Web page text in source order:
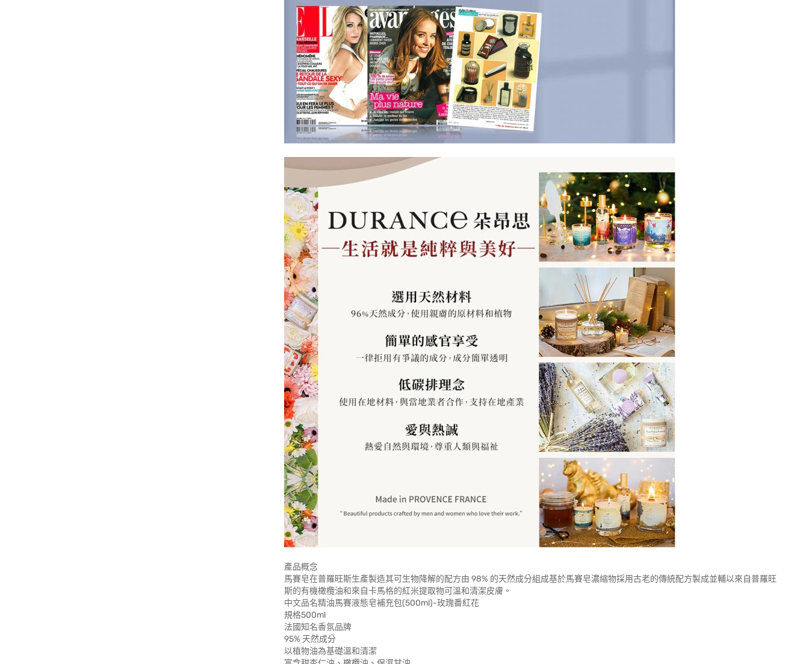
產品概念
馬賽皂在普羅旺斯生產製造其可生物降解的配方由 98% 的天然成分組成基於馬賽皂濃縮物採用古老的傳統配方製成並輔以來自普羅旺
斯的有機橄欖油和來自卡馬格的紅米提取物可溫和清潔皮膚。
中文品名精油馬賽液態皂補充包(500ml)-玫瑰番紅花
規格500ml
法國知名香氛品牌
95% 天然成分
以植物油為基礎溫和清潔